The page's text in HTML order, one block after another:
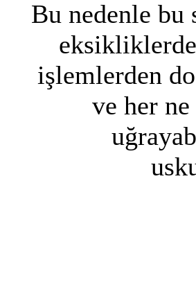
Bu nedenle
işlemlerden
ve her